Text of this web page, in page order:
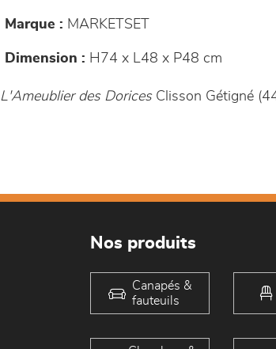
Marque : MARKETSET
Dimension : H74 x L48 x P48 cm
L'Ameublier des DoricesClisson Gétigné
Nos produits
Canapés &
fauteuils